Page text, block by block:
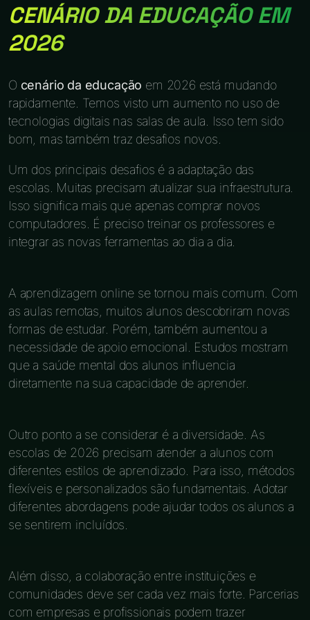
CENÁRIO DA EDUCAÇÃO EM
2026
O cenário da educação em 2026 está mudando
rapidamente. Temos visto um aumento no uso de
tecnologias digitais nas salas de aula. Isso tem sido
bom, mas também traz desafios novos.
Um dos principais desafios é a adaptação das
escolas. Muitas precisam atualizar sua infraestrutura.
Isso significa mais que apenas comprar novos
computadores. É preciso treinar os professores e
integrar as novas ferramentas ao dia a dia.
A aprendizagem online se tornou mais comum. Com
as aulas remotas, muitos alunos descobriram novas
formas de estudar. Porém, também aumentou a
necessidade de apoio emocional. Estudos mostram
que a saúde mental dos alunos influencia
diretamente na sua capacidade de aprender.
Outro ponto a se considerar é a diversidade. As
escolas de 2026 precisam atender a alunos com
diferentes estilos de aprendizado. Para isso, métodos
flexíveis e personalizados são fundamentais. Adotar
diferentes abordagens pode ajudar todos os alunos a
se sentirem incluídos.
Além disso, a colaboração entre instituições e
comunidades deve ser cada vez mais forte. Parcerias
com empresas e profissionais podem trazer